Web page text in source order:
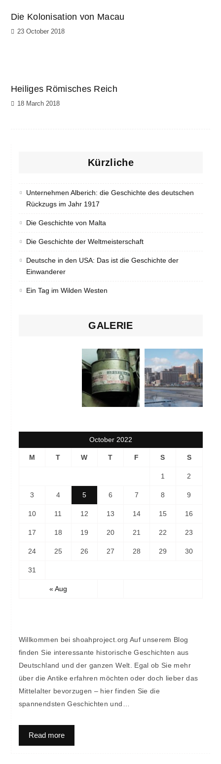
Die Kolonisation von Macau
23 October 2018
Heiliges Römisches Reich
18 March 2018
Kürzliche
Unternehmen Alberich: die Geschichte des deutschen
Rückzugs im Jahr 1917
Die Geschichte von Malta
Die Geschichte der Weltmeisterschaft
Deutsche in den USA: Das ist die Geschichte der
Einwanderer
Ein Tag im Wilden Westen
GALERIE
October 2022
M T W T F S S
« Aug
1 2
3 4 5 6 7 8 9
10 11 12 13 14 15 16
17 18 19 20 21 22 23
24 25 26 27 28 29 30
31
Willkommen bei shoahproject.org Auf unserem Blog
finden Sie interessante historische Geschichten aus
Deutschland und der ganzen Welt. Egal ob Sie mehr
über die Antike erfahren möchten oder doch lieber das
Mittelalter bevorzugen – hier finden Sie die
spannendsten Geschichten und…
Read more